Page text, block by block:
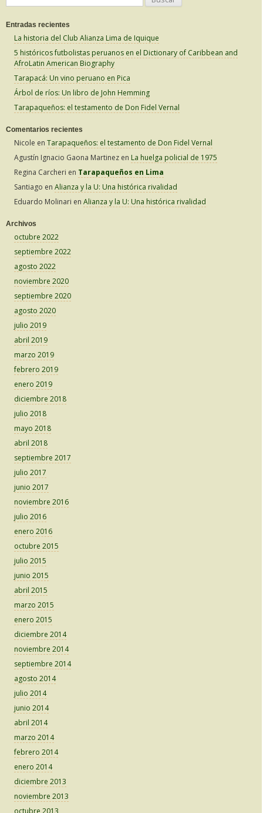
sEntradas recientes
La historia del Club Alianza Lima de Iquique
5 históricos futbolistas peruanos en el Dictionary of Caribbean and
AfroLatin American Biography
Tarapacá: Un vino peruano en Pica
Árbol de ríos: Un libro de John Hemming
Tarapaqueños: el testamento de Don Fidel Vernal
Comentarios recientes
Nicole en Tarapaqueños: el testamento de Don Fidel Vernal
Agustín Ignacio Gaona Martinez en La huelga policial de 1975
Regina Carcheri en Tarapaqueños en Lima
Santiago en Alianza y la U: Una histórica rivalidad
Eduardo Molinari en Alianza y la U: Una histórica rivalidad
Archivos
octubre 2022
septiembre 2022
agosto 2022
noviembre 2020
septiembre 2020
agosto 2020
julio 2019
abril 2019
marzo 2019
febrero 2019
enero 2019
diciembre 2018
julio 2018
mayo 2018
abril 2018
septiembre 2017
julio 2017
junio 2017
noviembre 2016
julio 2016
enero 2016
octubre 2015
julio 2015
junio 2015
abril 2015
marzo 2015
enero 2015
diciembre 2014
noviembre 2014
septiembre 2014
agosto 2014
julio 2014
junio 2014
abril 2014
marzo 2014
febrero 2014
enero 2014
diciembre 2013
noviembre 2013